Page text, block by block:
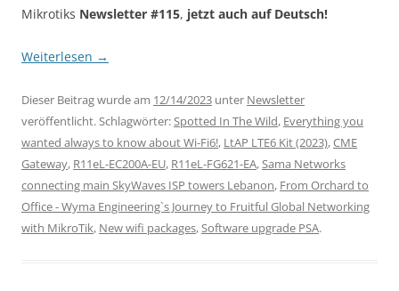
Mikrotiks Newsletter #115, jetzt auch auf Deutsch!
Weiterlesen →
Dieser Beitrag wurde am 12/14/2023 unter Newsletter
veröffentlicht. Schlagwörter:Spotted In The Wild, Everything you
wanted always to know about Wi-Fi6!, LtAP LTE6 Kit (2023),CME
Gateway, R11eL-EC200A-EU, R11eL-FG621-EA,Sama Networks
connecting main SkyWaves ISP towers Lebanon, From Orchard to
Office - Wyma Engineering`s Journey to Fruitful Global Networking
with MikroTik, New wifi packages,Software upgrade PSA.